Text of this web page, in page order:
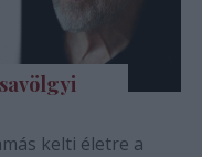
kelti életre a